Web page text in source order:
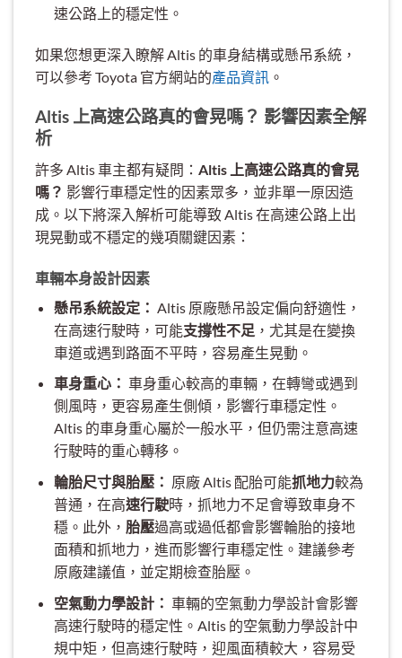
速公路上的穩定性。
如果您想更深入瞭解 Altis 的車身結構或懸吊系統，
可以參考 Toyota 官方網站的產品資訊 。
Altis 上高速公路真的會晃嗎？ 影響因素全解
析
許多 Altis 車主都有疑問： Altis 上高速公路真的會晃
嗎？ 影響行車穩定性的因素眾多，並非單一原因造
成。以下將深入解析可能導致 Altis 在高速公路上出
現晃動或不穩定的幾項關鍵因素：
車輛本身設計因素
懸吊系統設定： Altis 原廠懸吊設定偏向舒適性，
在高速行駛時，可能支撐性不足 ，尤其是在變換
車道或遇到路面不平時，容易產生晃動。
車身重心： 車身重心較高的車輛，在轉彎或遇到
側風時，更容易產生側傾，影響行車穩定性。
Altis 的車身重心屬於一般水平，但仍需注意高速
行駛時的重心轉移。
輪胎尺寸與胎壓： 原廠 Altis 配胎可能抓地力較為
普通，在高速行駛時，抓地力不足會導致車身不
穩。此外， 胎壓過高或過低都會影響輪胎的接地
面積和抓地力，進而影響行車穩定性。建議參考
原廠建議值，並定期檢查胎壓。
空氣動力學設計： 車輛的空氣動力學設計會影響
高速行駛時的穩定性。Altis 的空氣動力學設計中
規中矩，但高速行駛時，迎風面積較大，容易受